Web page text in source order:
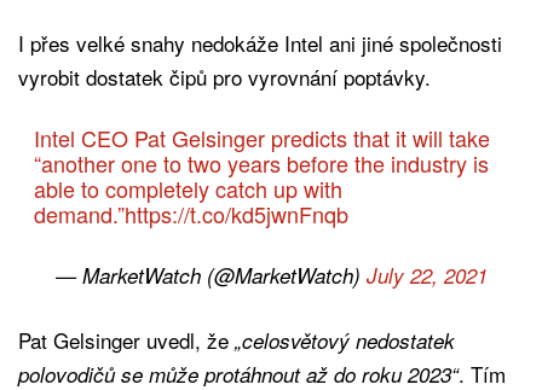
I přes velké snahy nedokáže Intel ani jiné společnosti
vyrobit dostatek čipů pro vyrovnání poptávky.
Intel CEO Pat Gelsinger predicts that it will take
“another one to two years before the industry is
able to completely catch up with
demand.”https://t.co/kd5jwnFnqb
— MarketWatch (@MarketWatch) July 22, 2021
Pat Gelsinger uvedl, že „celosvětový nedostatek
polovodičů se může protáhnout až do roku 2023“. Tím